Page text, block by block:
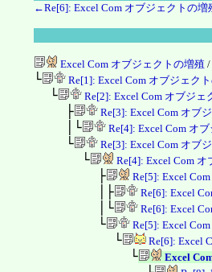
←Re[6]: Excel Com オブジェクトの増
Excel Com オブジェクトの増殖 /
└ Re[1]: Excel Com オブジェク
└ Re[2]: Excel Com オブジェ
├ Re[3]: Excel Com オブ
│└ Re[4]: Excel Com オ
└ Re[3]: Excel Com オブ
└ Re[4]: Excel Com
├ Re[5]: Excel
│├ Re[6]: Excel
│└ Re[6]: Excel
└ Re[5]: Excel
└ Re[6]: Excel
└ Excel